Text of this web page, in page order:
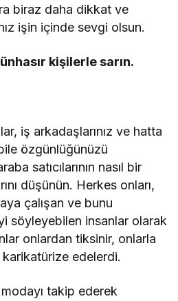
biraz daha dikkat ve
işin içinde sevgi olsun.
kişilerle sarın.
iş arkadaşlarınız ve hatta
özgünlüğünüzü
satıcılarının nasıl bir
düşünün. Herkes onları,
çalışan ve bunu
söyleyebilen insanlar olarak
onlardan tiksinir, onlarla
edelerdi.
modayı takip ederek